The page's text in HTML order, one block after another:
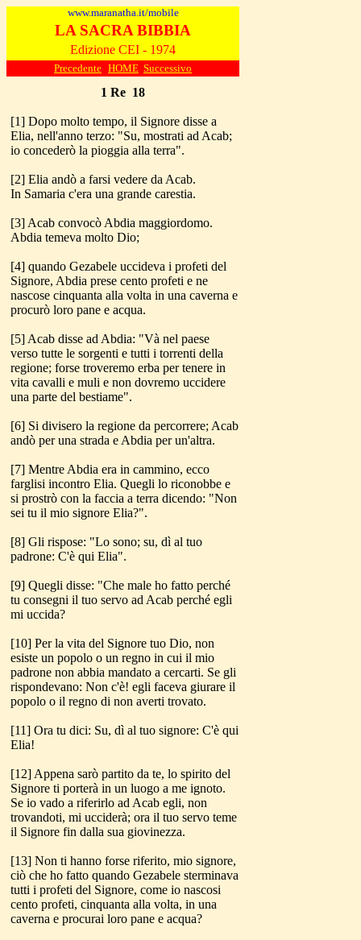
www.maranatha.it/mobile
LA SACRA BIBBIA
Edizione CEI - 1974
Precedente HOME Successivo
1 Re 18
[1] Dopo molto tempo, il Signore disse a
Elia, nell'anno terzo: "Su, mostrati ad Acab;
io concederò la pioggia alla terra".
[2] Elia andò a farsi vedere da Acab.
In Samaria c'era una grande carestia.
[3] Acab convocò Abdia maggiordomo.
Abdia temeva molto Dio;
[4] quando Gezabele uccideva i profeti del
Signore, Abdia prese cento profeti e ne
nascose cinquanta alla volta in una caverna e
procurò loro pane e acqua.
[5] Acab disse ad Abdia: "Và nel paese
verso tutte le sorgenti e tutti i torrenti della
regione; forse troveremo erba per tenere in
vita cavalli e muli e non dovremo uccidere
una parte del bestiame".
[6] Si divisero la regione da percorrere; Acab
andò per una strada e Abdia per un'altra.
[7] Mentre Abdia era in cammino, ecco
farglisi incontro Elia. Quegli lo riconobbe e
si prostrò con la faccia a terra dicendo: "Non
sei tu il mio signore Elia?".
[8] Gli rispose: "Lo sono; su, dì al tuo
padrone: C'è qui Elia".
[9] Quegli disse: "Che male ho fatto perché
tu consegni il tuo servo ad Acab perché egli
mi uccida?
[10] Per la vita del Signore tuo Dio, non
esiste un popolo o un regno in cui il mio
padrone non abbia mandato a cercarti. Se gli
rispondevano: Non c'è! egli faceva giurare il
popolo o il regno di non averti trovato.
[11] Ora tu dici: Su, dì al tuo signore: C'è qui
Elia!
[12] Appena sarò partito da te, lo spirito del
Signore ti porterà in un luogo a me ignoto.
Se io vado a riferirlo ad Acab egli, non
trovandoti, mi ucciderà; ora il tuo servo teme
il Signore fin dalla sua giovinezza.
[13] Non ti hanno forse riferito, mio signore,
ciò che ho fatto quando Gezabele sterminava
tutti i profeti del Signore, come io nascosi
cento profeti, cinquanta alla volta, in una
caverna e procurai loro pane e acqua?